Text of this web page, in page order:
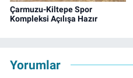
Çarmuzu-Kiltepe Spor
Kompleksi Açılışa Hazır
Yorumlar